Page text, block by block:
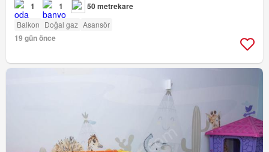
1 1 50 metrekare
Balkon Doğal gaz Asansör
19 gün önce